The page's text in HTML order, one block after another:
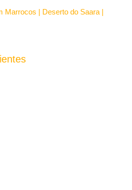
Marrocos | Deserto do Saara |